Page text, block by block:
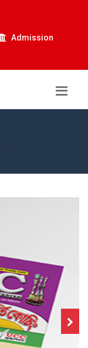
Admission